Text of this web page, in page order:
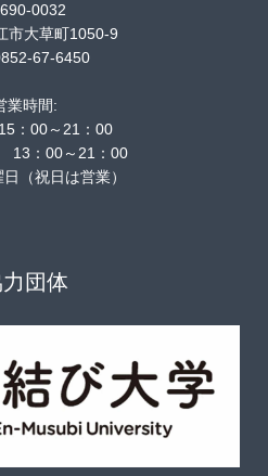
0032
市大草町1050-9
67-6450
業時間:
：00～21：00
13：00～21：00
（祝日は営業）
団体